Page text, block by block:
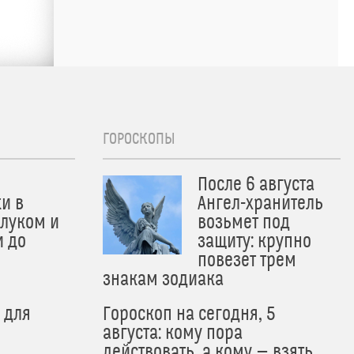
в
и
до
ГОРОСКОПЫ
После 6 августа
Ангел-хранитель
возьмет под
защиту: крупно
повезет трем
знакам зодиака
Гороскоп на сегодня, 5
августа: кому пора